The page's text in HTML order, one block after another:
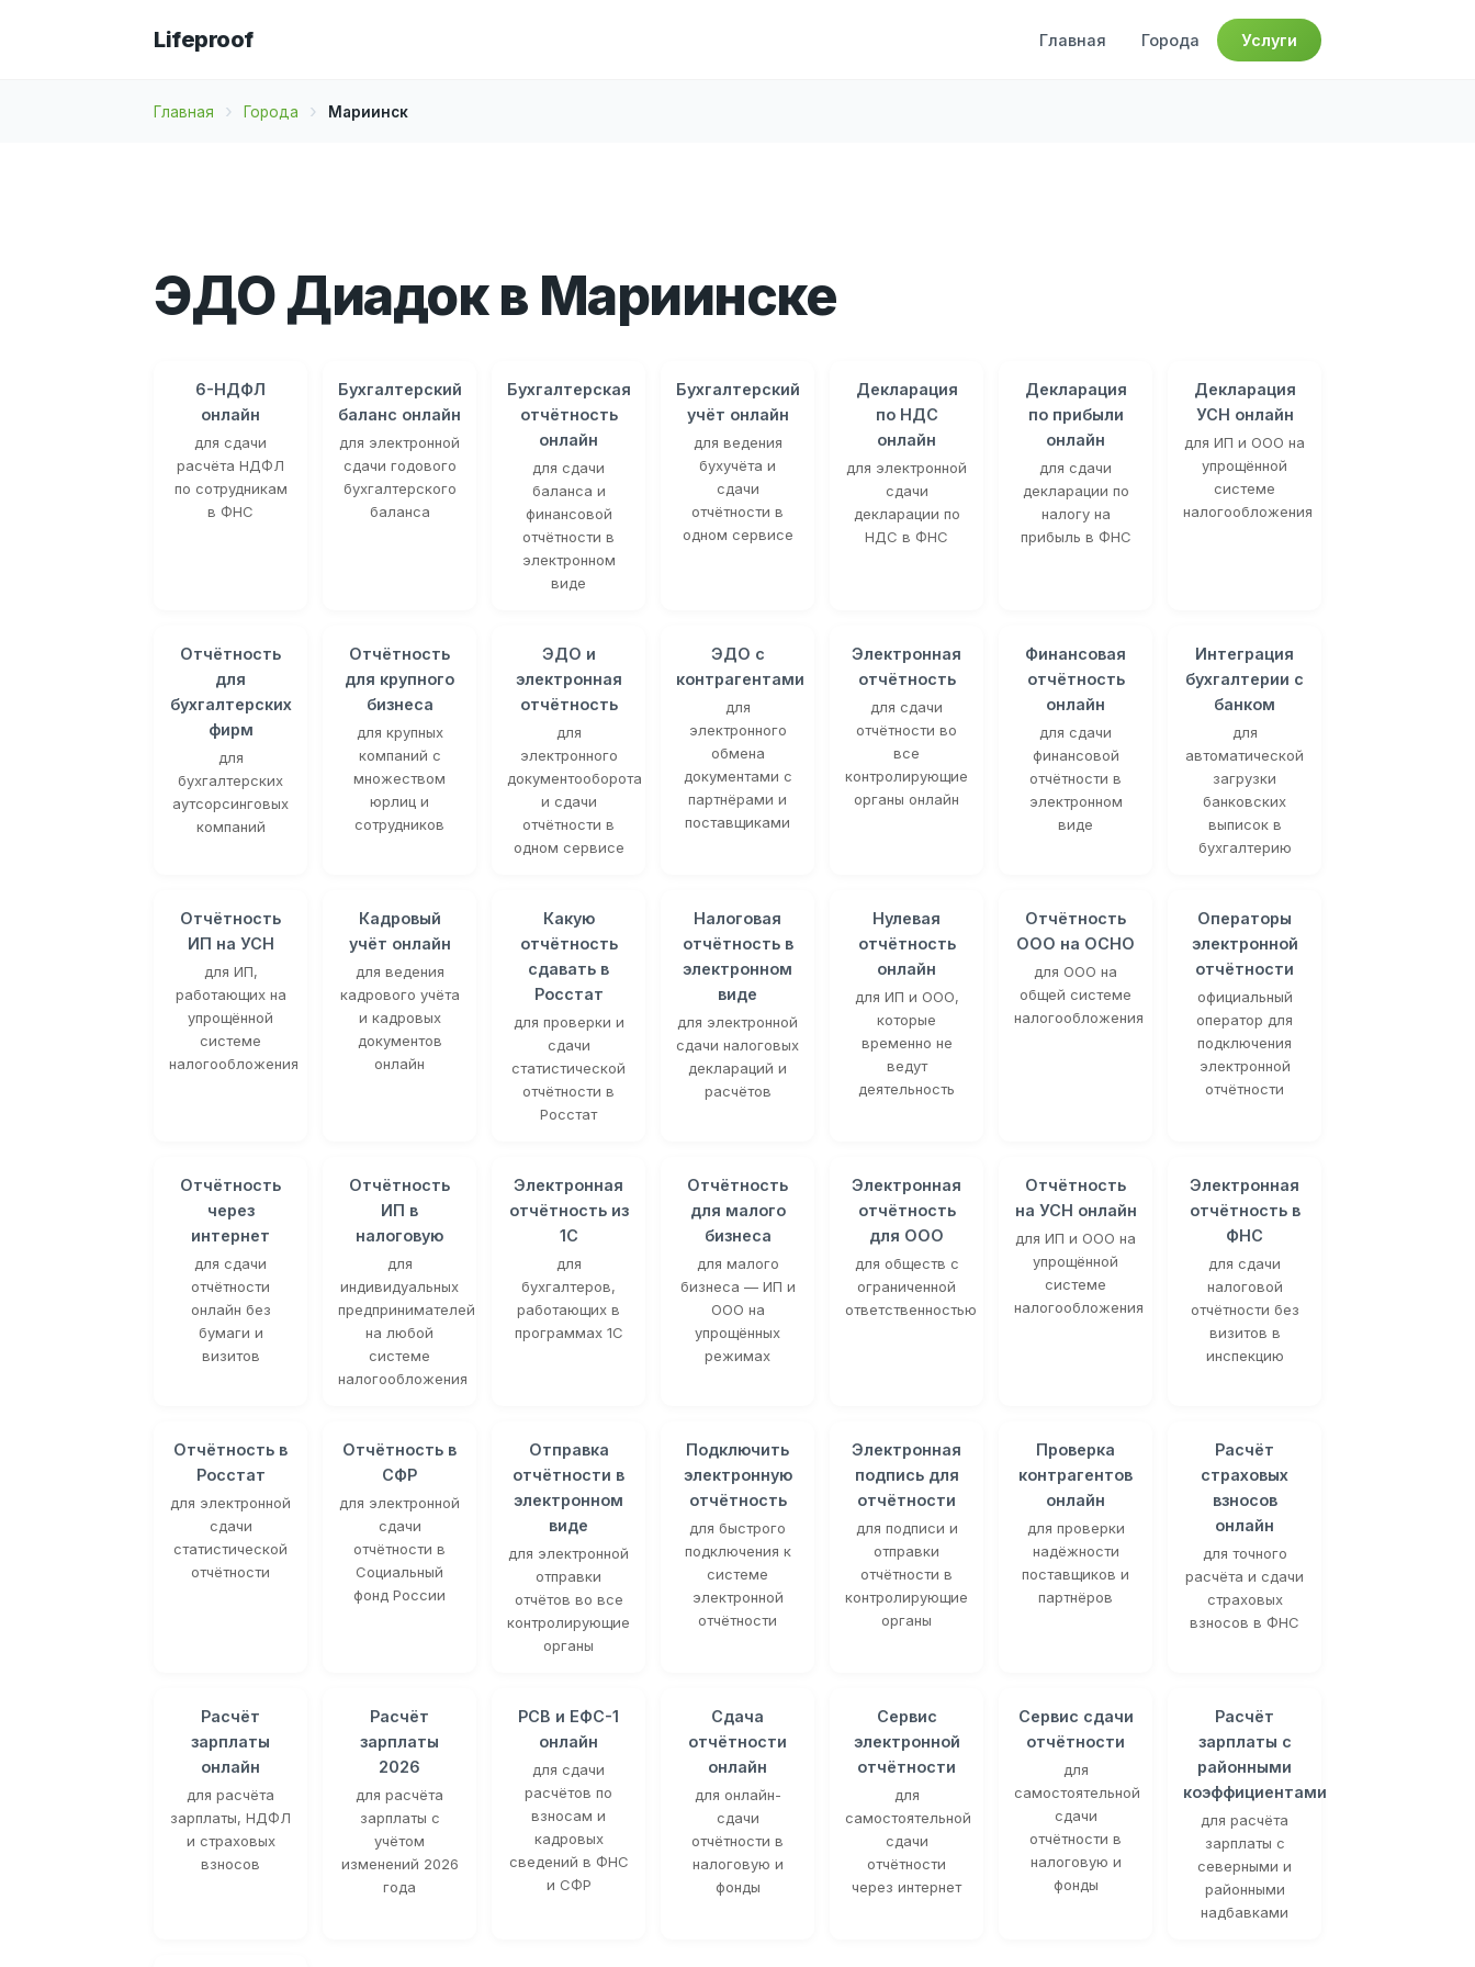
Lifeproof Главная Города Услуги
Главная Города Мариинск
ЭДО Диадок в Мариинске
6-НДФЛ
онлайн
для сдачи
расчёта НДФЛ
по сотрудникам
в ФНС
Бухгалтерский
баланс онлайн
для электронной
сдачи годового
бухгалтерского
баланса
Бухгалтерская
отчётность
онлайн
для сдачи
баланса и
финансовой
отчётности в
электронном
виде
Бухгалтерский
учёт онлайн
для ведения
бухучёта и
сдачи
отчётности в
одном сервисе
Декларация
по НДС
онлайн
для электронной
сдачи
декларации по
НДС в ФНС
Декларация
по прибыли
онлайн
для сдачи
декларации по
налогу на
прибыль в ФНС
Декларация
УСН онлайн
для ИП и ООО на
упрощённой
системе
налогообложения
Отчётность
для
бухгалтерских
фирм
для
бухгалтерских
аутсорсинговых
компаний
Отчётность
для крупного
бизнеса
для крупных
компаний с
множеством
юрлиц и
сотрудников
ЭДО и
электронная
отчётность
для
электронного
документооборота
и сдачи
отчётности в
одном сервисе
ЭДО с
контрагентами
для
электронного
обмена
документами с
партнёрами и
поставщиками
Электронная
отчётность
для сдачи
отчётности во
все
контролирующие
органы онлайн
Финансовая
отчётность
онлайн
для сдачи
финансовой
отчётности в
электронном
виде
Интеграция
бухгалтерии с
банком
для
автоматической
загрузки
банковских
выписок в
бухгалтерию
Отчётность
ИП на УСН
для ИП,
работающих на
упрощённой
системе
налогообложения
Кадровый
учёт онлайн
для ведения
кадрового учёта
и кадровых
документов
онлайн
Какую
отчётность
сдавать в
Росстат
для проверки и
сдачи
статистической
отчётности в
Росстат
Налоговая
отчётность в
электронном
виде
для электронной
сдачи налоговых
деклараций и
расчётов
Нулевая
отчётность
онлайн
для ИП и ООО,
которые
временно не
ведут
деятельность
Отчётность
ООО на ОСНО
для ООО на
общей системе
налогообложения
Операторы
электронной
отчётности
официальный
оператор для
подключения
электронной
отчётности
Отчётность
через
интернет
для сдачи
отчётности
онлайн без
бумаги и
визитов
Отчётность
ИП в
налоговую
для
индивидуальных
предпринимателей
на любой
системе
налогообложения
Электронная
отчётность из
1С
для
бухгалтеров,
работающих в
программах 1С
Отчётность
для малого
бизнеса
для малого
бизнеса — ИП и
ООО на
упрощённых
режимах
Электронная
отчётность
для ООО
для обществ с
ограниченной
ответственностью
Отчётность
на УСН онлайн
для ИП и ООО на
упрощённой
системе
налогообложения
Электронная
отчётность в
ФНС
для сдачи
налоговой
отчётности без
визитов в
инспекцию
Отчётность в
Росстат
для электронной
сдачи
статистической
отчётности
Отчётность в
СФР
для электронной
сдачи
отчётности в
Социальный
фонд России
Отправка
отчётности в
электронном
виде
для электронной
отправки
отчётов во все
контролирующие
органы
Подключить
электронную
отчётность
для быстрого
подключения к
системе
электронной
отчётности
Электронная
подпись для
отчётности
для подписи и
отправки
отчётности в
контролирующие
органы
Проверка
контрагентов
онлайн
для проверки
надёжности
поставщиков и
партнёров
Расчёт
страховых
взносов
онлайн
для точного
расчёта и сдачи
страховых
взносов в ФНС
Расчёт
зарплаты
онлайн
для расчёта
зарплаты, НДФЛ
и страховых
взносов
Расчёт
зарплаты
2026
для расчёта
зарплаты с
учётом
изменений 2026
года
РСВ и ЕФС-1
онлайн
для сдачи
расчётов по
взносам и
кадровых
сведений в ФНС
и СФР
Сдача
отчётности
онлайн
для онлайн-
сдачи
отчётности в
налоговую и
фонды
Сервис
электронной
отчётности
для
самостоятельной
сдачи
отчётности
через интернет
Сервис сдачи
отчётности
для
самостоятельной
сдачи
отчётности в
налоговую и
фонды
Расчёт
зарплаты с
районными
коэффициентами
для расчёта
зарплаты с
северными и
районными
надбавками